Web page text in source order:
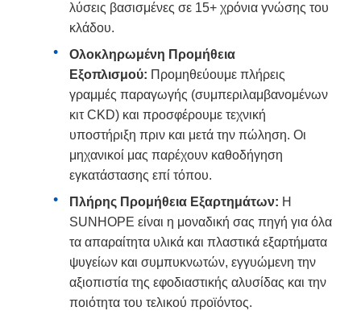
λύσεις βασισμένες σε 15+ χρόνια γνώσης του
κλάδου.
Ολοκληρωμένη Προμήθεια
Εξοπλισμού: Προμηθεύουμε πλήρεις
γραμμές παραγωγής (συμπεριλαμβανομένων
κιτ CKD) και προσφέρουμε τεχνική
υποστήριξη πριν και μετά την πώληση. Οι
μηχανικοί μας παρέχουν καθοδήγηση
εγκατάστασης επί τόπου.
Πλήρης Προμήθεια Εξαρτημάτων: Η
SUNHOPE είναι η μοναδική σας πηγή για όλα
τα απαραίτητα υλικά και πλαστικά εξαρτήματα
ψυγείων και συμπυκνωτών, εγγυώμενη την
αξιοπιστία της εφοδιαστικής αλυσίδας και την
ποιότητα του τελικού προϊόντος.